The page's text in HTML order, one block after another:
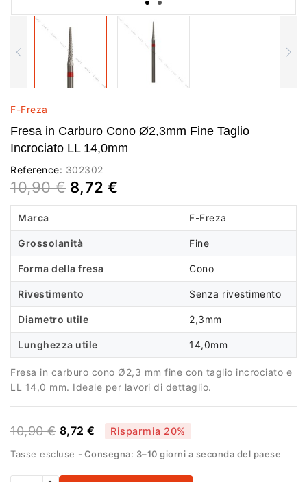
F-Freza
Fresa in Carburo Cono Ø2,3mm Fine Taglio
Incrociato LL 14,0mm
Reference: 302302
10,90 € 8,72 €
Marca F-Freza
Grossolanità Fine
Forma della fresa Cono
Rivestimento Senza rivestimento
Diametro utile 2,3mm
Lunghezza utile 14,0mm
Fresa in carburo cono Ø2,3 mm fine con taglio incrociato e
LL 14,0 mm. Ideale per lavori di dettaglio.
10,90 € 8,72 € Risparmia 20%
Tasse escluse Consegna: 3–10 giorni a seconda del paese